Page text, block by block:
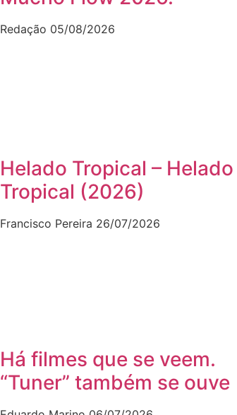
Redação 05/08/2026
Helado Tropical – Helado
Tropical (2026)
Francisco Pereira 26/07/2026
Há filmes que se veem.
“Tuner” também se ouve